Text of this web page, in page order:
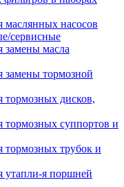
маслянных насосов
сервисные
замены масла
замены тормозной
тормозных дисков,
тормозных суппортов и
тормозных трубок и
утапли-я поршней